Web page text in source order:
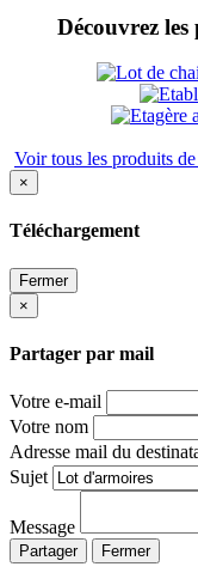
Découvrez
Voir tous les produits
×
Téléchargement
Fermer
×
Partager par mail
Votre e-mail
Votre nom
Adresse mail du
Sujet
Message
Partager Fermer